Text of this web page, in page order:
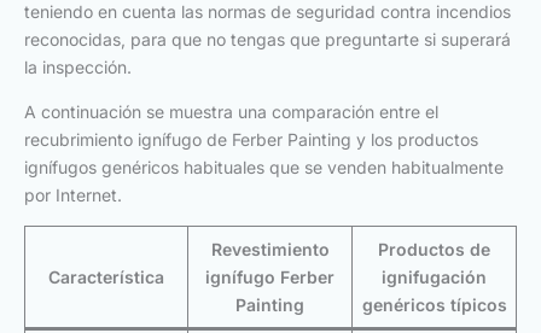
teniendo en cuenta las normas de seguridad contra incendios
reconocidas, para que no tengas que preguntarte si superará
la inspección.
A continuación se muestra una comparación entre el
recubrimiento ignífugo de Ferber Painting y los productos
ignífugos genéricos habituales que se venden habitualmente
por Internet.
Característica
Revestimiento
ignífugo Ferber
Painting
Productos de
ignifugación
genéricos típicos